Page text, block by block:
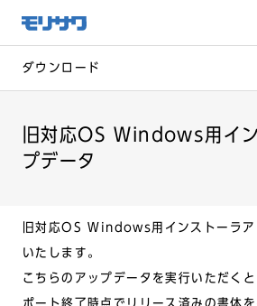
メ
ニュー
飛ばし
へ移動
ダウンロード
旧対応OS Windows用イ
プデータ
旧対応OS Windows用インストーラア
いたします。
こちらのアップデータを実行いただく
ポート終了時点でリリース済みの書体